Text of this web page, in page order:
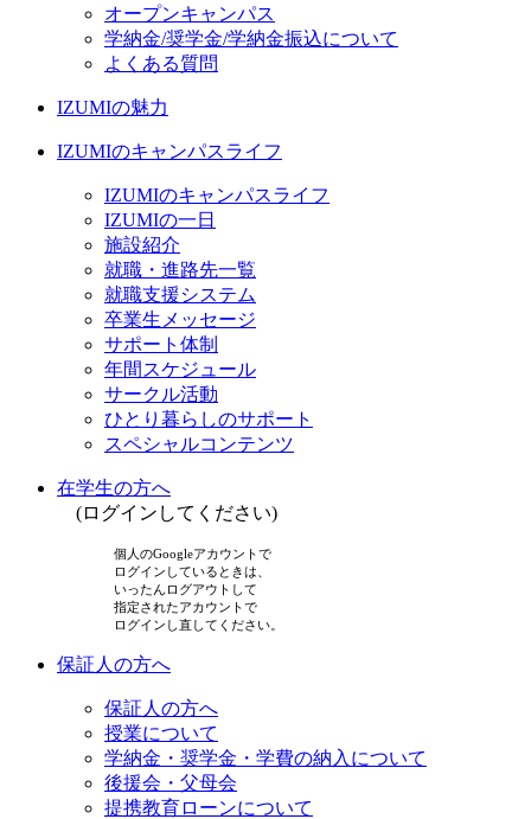
オープンキャンパス
学納金/奨学金/学納金振込について
よくある質問
IZUMIの魅力
IZUMIのキャンパスライフ
IZUMIのキャンパスライフ
IZUMIの一日
施設紹介
就職・進路先一覧
就職支援システム
卒業生メッセージ
サポート体制
年間スケジュール
サークル活動
ひとり暮らしのサポート
スペシャルコンテンツ
在学生の方へ
(ログインしてください)
個人のGoogleアカウントで
ログインしているときは、
いったんログアウトして
指定されたアカウントで
ログインし直してください。
保証人の方へ
保証人の方へ
授業について
学納金・奨学金・学費の納入について
後援会・父母会
提携教育ローンについて